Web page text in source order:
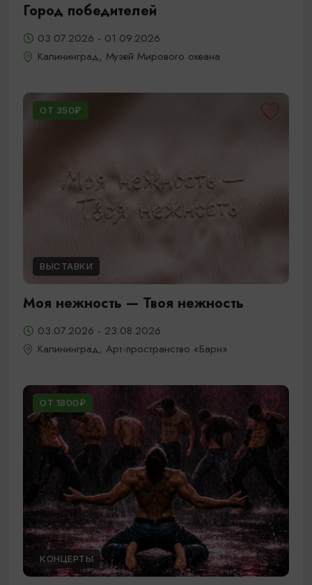
Город победителей
03.07.2026 - 01.09.2026
Калининград, Музей Мирового океана
ОТ 350₽
ВЫСТАВКИ
Моя нежность — Твоя нежность
03.07.2026 - 23.08.2026
Калининград, Арт-пространство «Барн»
ОТ 1800₽
КОНЦЕРТЫ